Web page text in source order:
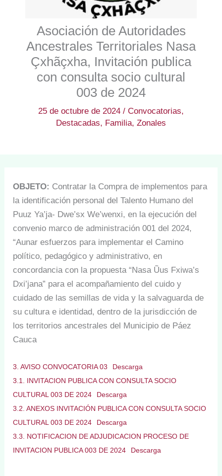
Asociación de Autoridades
Ancestrales Territoriales Nasa
Çxhãçxha, Invitación publica
con consulta socio cultural
003 de 2024
25 de octubre de 2024 / Convocatorias,
Destacadas, Familia, Zonales
OBJETO: Contratar la Compra de implementos para
la identificación personal del Talento Humano del
Puuz Ya’ja- Dwe’sx We’wenxi, en la ejecución del
convenio marco de administración 001 del 2024,
“Aunar esfuerzos para implementar el Camino
político, pedagógico y administrativo, en
concordancia con la propuesta “Nasa Ũus Fxiwa’s
Dxi’jana” para el acompañamiento del cuido y
cuidado de las semillas de vida y la salvaguarda de
su cultura e identidad, dentro de la jurisdicción de
los territorios ancestrales del Municipio de Páez
Cauca
3. AVISO CONVOCATORIA 03
Descarga
3.1. INVITACION PUBLICA CON CONSULTA SOCIO
CULTURAL 003 DE 2024
Descarga
3.2. ANEXOS INVITACIÓN PUBLICA CON CONSULTA SOCIO
CULTURAL 003 DE 2024
Descarga
3.3. NOTIFICACION DE ADJUDICACION PROCESO DE
INVITACION PUBLICA 003 DE 2024
Descarga